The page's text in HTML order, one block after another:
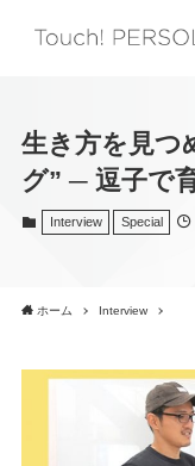
生き方を見つ
グ” ─ 逗子で
Interview Special
ホーム Interview